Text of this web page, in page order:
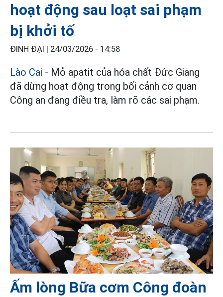
hoạt động sau loạt sai phạm
bị khởi tố
ĐINH ĐẠI | 24/03/2026 - 14:58
Lào Cai - Mỏ apatit của hóa chất Đức Giang
đã dừng hoạt động trong bối cảnh cơ quan
Công an đang điều tra, làm rõ các sai phạm.
Ấm lòng Bữa cơm Công đoàn